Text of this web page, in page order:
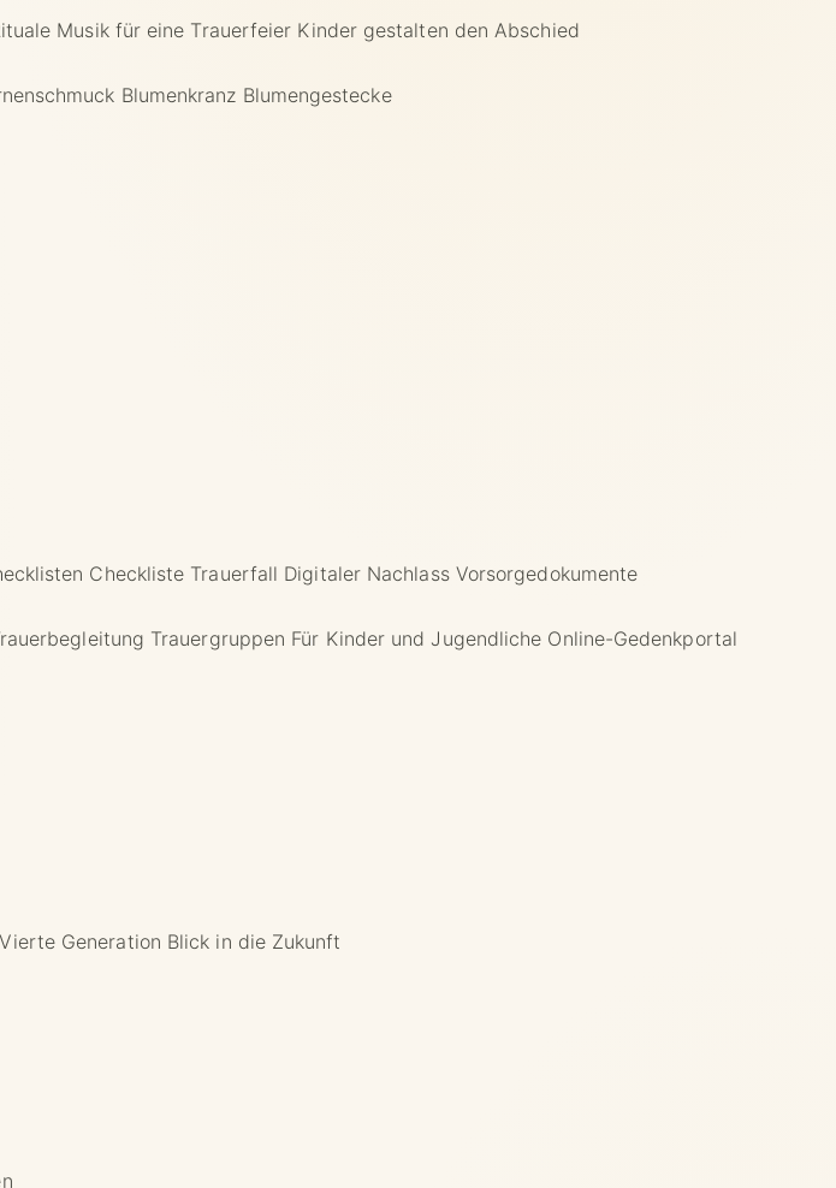
Musik für eine Trauerfeier Kinder gestalten den Abschied
Blumenkranz Blumengestecke
Checkliste Trauerfall Digitaler Nachlass Vorsorgedokumente
Trauergruppen Für Kinder und Jugendliche Online-Gedenkportal
Vierte Generation Blick in die Zukunft